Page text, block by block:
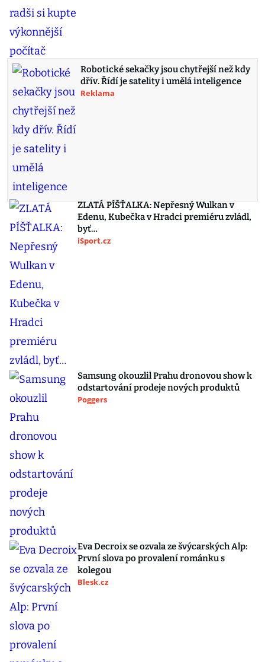
Robotické sekačky jsou chytřejší než kdy
dřív. Řídí je satelity i umělá inteligence
Reklama
ZLATÁ PÍŠŤALKA: Nepřesný Wulkan v
Edenu, Kubečka v Hradci premiéru zvládl,
byť…
iSport.cz
Samsung okouzlil Prahu dronovou show k
odstartování prodeje nových produktů
Poggers
Eva Decroix se ozvala ze švýcarských Alp:
První slova po provalení románku s
kolegou
Blesk.cz